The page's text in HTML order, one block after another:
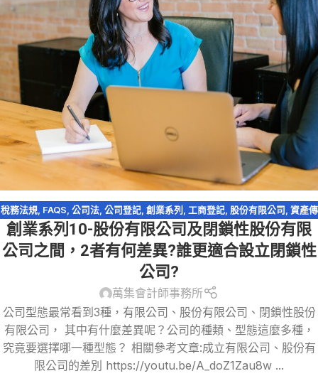
稅務法規, FAQS 公司法, 公司登記, 創業系列 工商登記, 股份有限公司 資產傳
承,閉鎖型股份有限公司
創業系列10-股份有限公司及閉鎖性股份有限
公司之間，2者有何差異?誰更適合設立閉鎖性
公司?
萬集會計師事務所
公司型態最常看到3種，有限公司、股份有限公司、閉鎖性股份
有限公司， 其中有什麼差異呢？公司的種類、型態這麼多種，
究竟要選擇哪一種型態？ 相關參考文章:成立有限公司、股份有
限公司的差別 https://youtu.be/A_doZ1Zau8w ...